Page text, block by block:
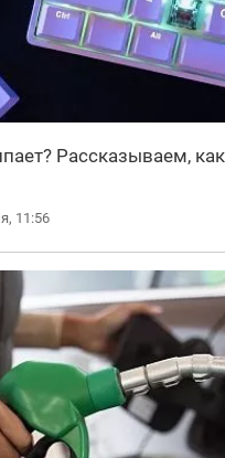
Рассказываем,
11:56